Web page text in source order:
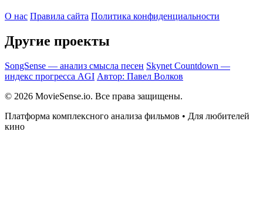
О нас Правила сайта Политика конфиденциальности
Другие проекты
SongSense — анализ смысла песен Skynet Countdown —
индекс прогресса AGI Автор: Павел Волков
© 2026 MovieSense.io. Все права защищены.
Платформа комплексного анализа фильмов • Для любителей
кино